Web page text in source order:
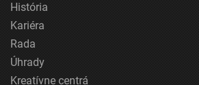
História
Kariéra
Rada
Úhrady
Kreatívne centrá